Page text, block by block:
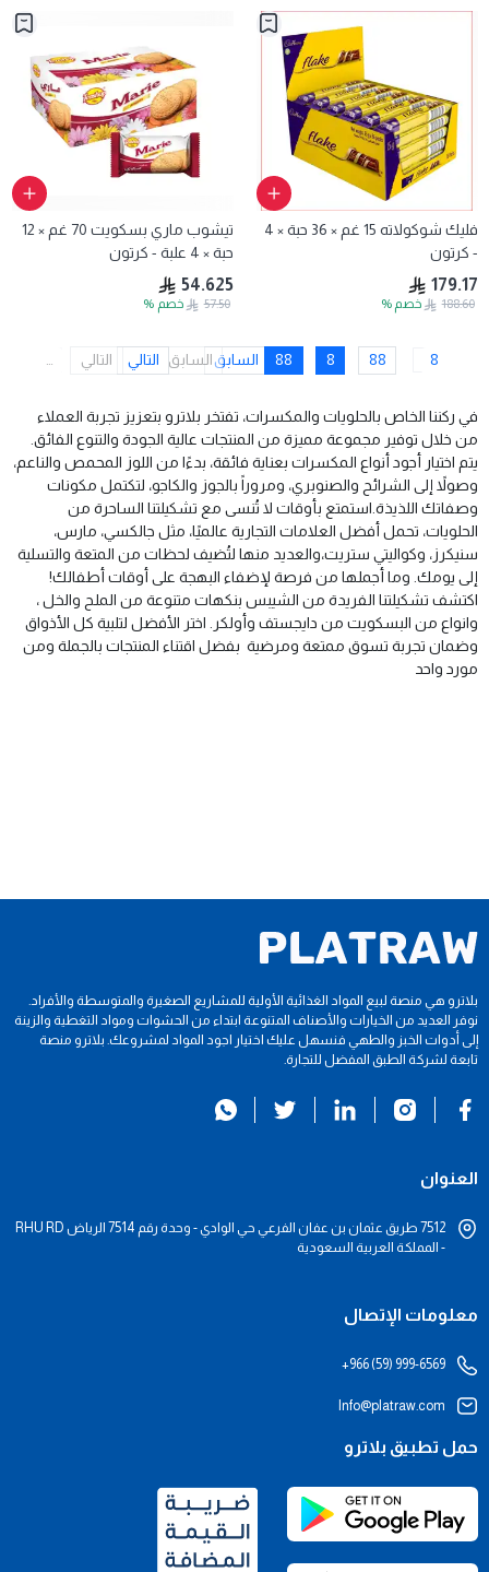
فليك شوكولاته 15 غم × 36 حبة × 4
- كرتون
179.17
188.60 خصم %
تيشوب ماري بسكويت 70 غم × 12
حبة × 4 علبة - كرتون
54.625
57.50 خصم %
8
88
8
88 السابقالسابق التالي التالي …
في ركننا الخاص بالحلويات والمكسرات، تفتخر بلاترو بتعزيز تجربة العملاء
من خلال توفير مجموعة مميزة من المنتجات عالية الجودة والتنوع الفائق.
يتم اختيار أجود أنواع المكسرات بعناية فائقة، بدءًا من اللوز المحمص والناعم،
وصولاً إلى الشرائح والصنوبري، ومروراً بالجوز والكاجو، لتكتمل مكونات
وصفاتك اللذيذة. استمتع بأوقات لا تُنسى مع تشكيلتنا الساحرة من
الحلويات، تحمل أفضل العلامات التجارية عالميًا، مثل جالكسي، مارس،
سنيكرز، وكواليتي ستريت،والعديد منها لتُضيف لحظات من المتعة والتسلية
إلى يومك. وما أجملها من فرصة لإضفاء البهجة على أوقات أطفالك!
اكتشف تشكيلتنا الفريدة من الشيبس بنكهات متنوعة من الملح والخل ،
وانواع من البسكويت من دايجستف وأولكر. اختر الأفضل لتلبية كل الأذواق
وضمان تجربة تسوق ممتعة ومرضية بفضل اقتناء المنتجات بالجملة ومن
مورد واحد
بلاترو هي منصة لبيع المواد الغذائية الأولية للمشاريع الصغيرة والمتوسطة والأفراد.
نوفر العديد من الخيارات والأصناف المتنوعة ابتداء من الحشوات ومواد التغطية والزينة
إلى أدوات الخبز والطهي فنسهل عليك اختيار اجود المواد لمشروعك. بلاترو منصة
تابعة لشركة الطبق المفضل للتجارة.
العنوان
7512 طريق عثمان بن عفان الفرعي حي الوادي - وحدة رقم 7514 الرياض RHU RD
- المملكة العربية السعودية
معلومات الإتصال
+966 (59) 999-6569
Info@platraw.com
حمل تطبيق بلاترو